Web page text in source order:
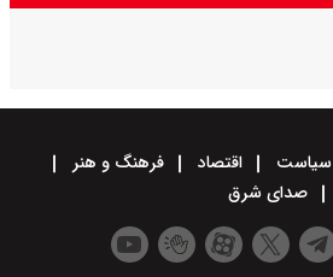
سیاست اقتصاد
فرهنگ و هنر
صدای شرق